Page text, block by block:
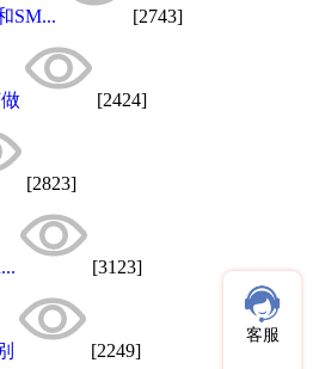
SM... [2743]
[2424]
[2823]
[3123]
[2249]
客服